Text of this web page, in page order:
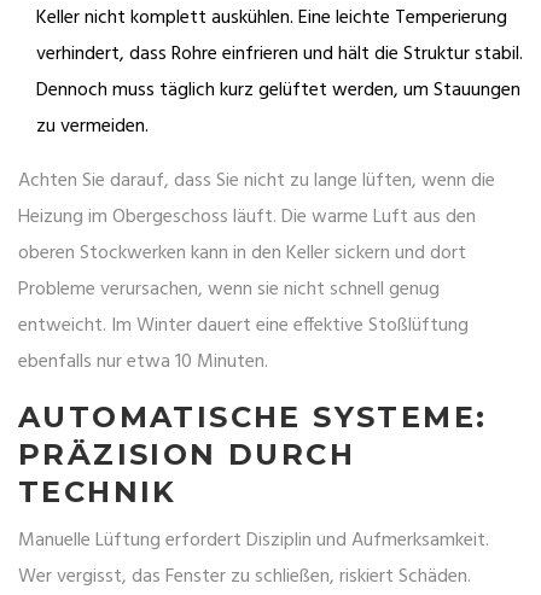
Keller nicht komplett auskühlen. Eine leichte Temperierung
verhindert, dass Rohre einfrieren und hält die Struktur stabil.
Dennoch muss täglich kurz gelüftet werden, um Stauungen
zu vermeiden.
Achten Sie darauf, dass Sie nicht zu lange lüften, wenn die
Heizung im Obergeschoss läuft. Die warme Luft aus den
oberen Stockwerken kann in den Keller sickern und dort
Probleme verursachen, wenn sie nicht schnell genug
entweicht. Im Winter dauert eine effektive Stoßlüftung
ebenfalls nur etwa 10 Minuten.
AUTOMATISCHE SYSTEME:
PRÄZISION DURCH
TECHNIK
Manuelle Lüftung erfordert Disziplin und Aufmerksamkeit.
Wer vergisst, das Fenster zu schließen, riskiert Schäden.